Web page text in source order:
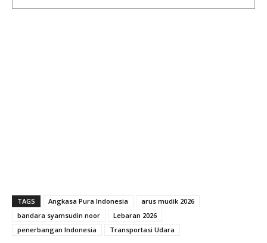
TAGS Angkasa Pura Indonesia
arus mudik 2026
bandara syamsudin noor
Lebaran 2026
penerbangan Indonesia
Transportasi Udara